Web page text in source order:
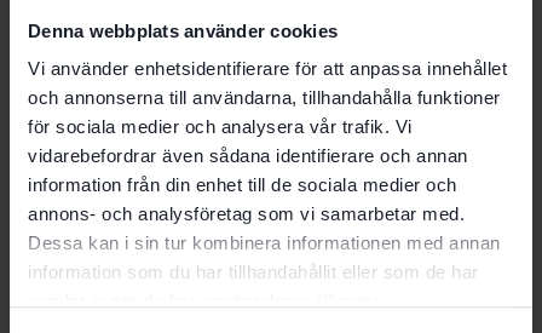
Denna webbplats använder cookies
Vi använder enhetsidentifierare för att anpassa innehållet
och annonserna till användarna, tillhandahålla funktioner
för sociala medier och analysera vår trafik. Vi
vidarebefordrar även sådana identifierare och annan
information från din enhet till de sociala medier och
annons- och analysföretag som vi samarbetar med.
Dessa kan i sin tur kombinera informationen med annan
information som du har tillhandahållit eller som de har
Mått 45 x 45 mm; Mått (l x b x h) 45 x 45 x 1.2 mm;
Radier 1/1.5/2 mm
Det finns inga recensioner än.
Bli först med att recensera ”Festool Lacksickel ZK HW
45/45”